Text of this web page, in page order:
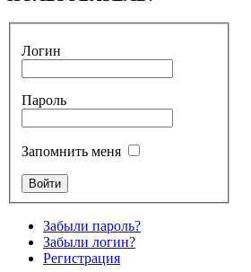
Логин
Пароль
Запомнить меня
Забыли пароль?
Забыли логин?
Регистрация